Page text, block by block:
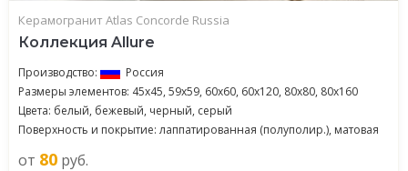
Керамогранит Atlas Concorde Russia
Коллекция Allure
Производство:
Россия
Размеры элементов: 45x45, 59x59, 60x60, 60x120, 80x80, 80x160
Цвета: белый, бежевый, черный, серый
Поверхность и покрытие: лаппатированная (полуполир.), матовая
от 80 руб.